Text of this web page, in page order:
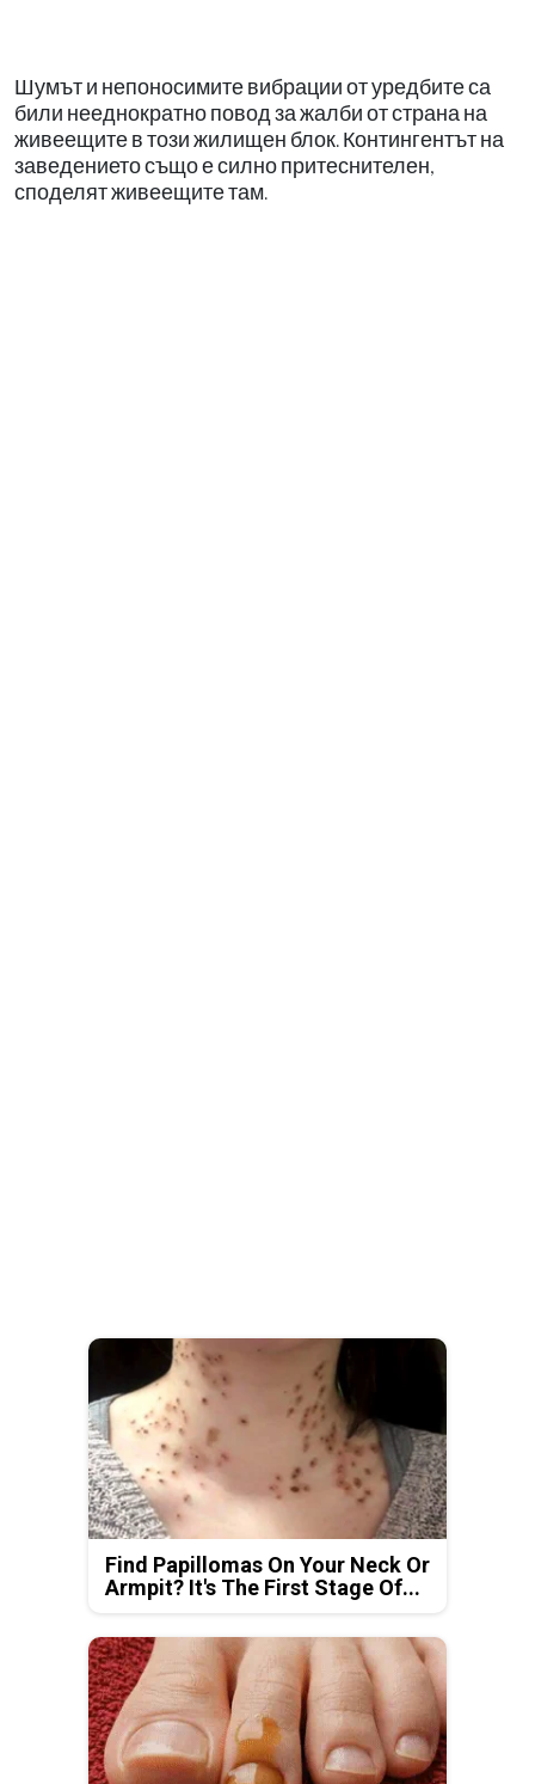
Шумът и непоносимите вибрации от уредбите са
били нееднократно повод за жалби от страна на
живеещите в този жилищен блок. Контингентът на
заведението също е силно притеснителен,
споделят живеещите там.
Find Papillomas On Your Neck Or
Armpit? It's The First Stage Of...